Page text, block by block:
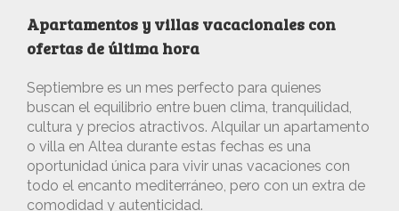
Apartamentos y villas vacacionales con
ofertas de última hora
Septiembre es un mes perfecto para quienes
buscan el equilibrio entre buen clima, tranquilidad,
cultura y precios atractivos. Alquilar un apartamento
o villa en Altea durante estas fechas es una
oportunidad única para vivir unas vacaciones con
todo el encanto mediterráneo, pero con un extra de
comodidad y autenticidad.